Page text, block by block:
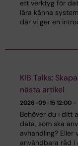
ett verktyg för
lära känna
där vi ger en
KIB Talks:
nästa artikel
2026-09-1512:00 -
Behöver du i ditt
data, som ska
avhandling? Eller
användbara råd i